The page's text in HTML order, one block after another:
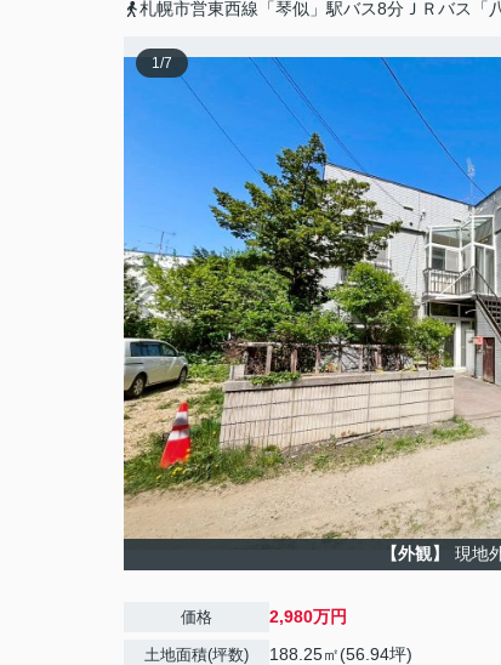
札幌市営東西線「琴似」駅バス8分ＪＲバス「
1/7
【外観】 現地
価格 2,980万円
土地面積(坪数) 188.25㎡(56.94坪)